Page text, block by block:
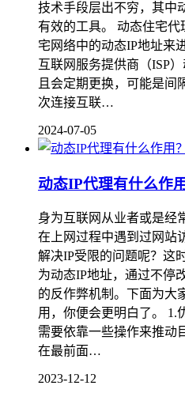
技术手段层出不穷，其中
有效的工具。 动态住宅
宅网络中的动态IP地址来
互联网服务提供商（ISP
且会定期更换，可能是间
次连接互联…
2024-07-05
动态IP代理有什么作用
身为互联网从业者或是经
在上网过程中遇到过网站
解决IP受限的问题呢？这
为动态IP地址，通过不停
的反作弊机制。下面为大
用，你便会更明白了。 1.
需要依靠一些操作来推动
在最前面…
2023-12-12